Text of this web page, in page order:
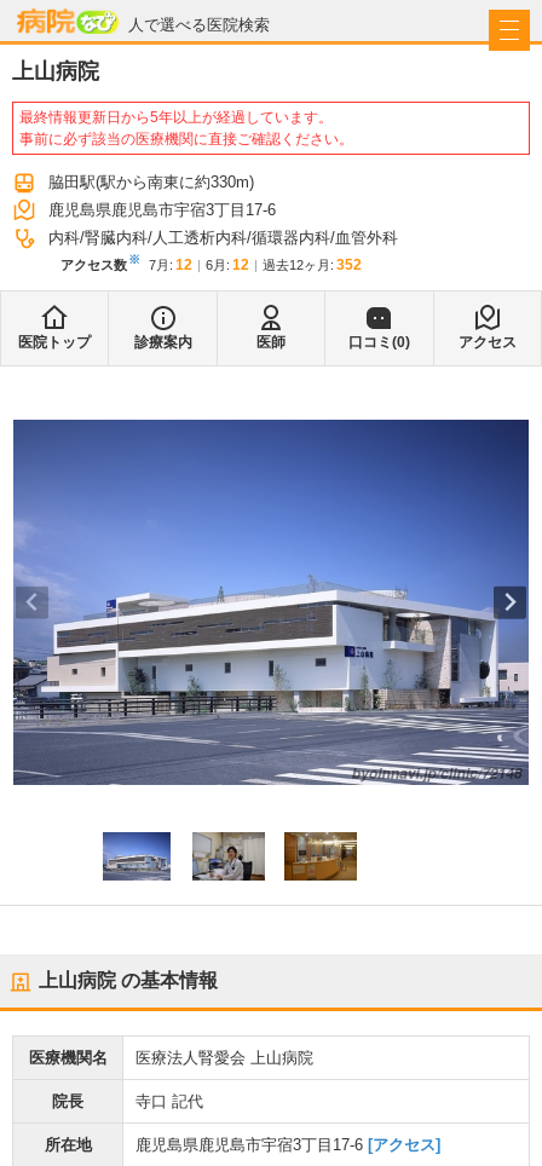
人で選べる医院検索
病院なび
上山病院
最終情報更新日から5年以上が経過しています。
事前に必ず該当の医療機関に直接ご確認ください。
脇田駅(駅から南東に約330m)
鹿児島県鹿児島市宇宿3丁目17-6
内科 腎臓内科 人工透析内科 循環器内科 血管外科
アクセス数※ 7月 : 12 6月 : 12 過去12ヶ月: 352
医院トップ 診療案内 医師 口コミ(0) アクセス
上山病院の基本情報
医療機関名 医療法人腎愛会 上山病院
院長 寺口 記代
所在地 鹿児島県鹿児島市宇宿3丁目17-6 [アクセス]